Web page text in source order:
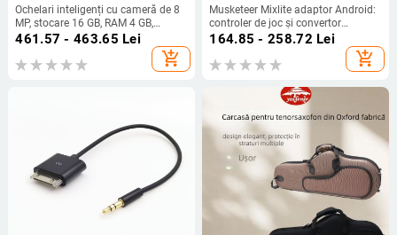
Ochelari inteligenți cu cameră de 8
MP, stocare 16 GB, RAM 4 GB,
baterie de 290 mAh, traducere AI în
timp real; compatibile cu Android și
iOS
461.57 - 463.65 Lei
add_shopping_cart
Musketeer Mixlite adaptor Android:
controler de joc și convertor
tastatură/mouse — USB, Bluetooth,
ABS, pentru un singur utilizator
164.85 - 258.72 Lei
add_shopping_cart